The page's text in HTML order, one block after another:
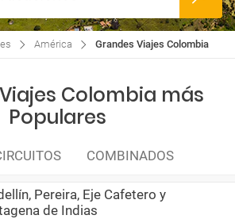
América Grandes Viajes Colombia
Colombia más
Populares
COMBINADOS
Pereira, Eje Cafetero y
de Indias